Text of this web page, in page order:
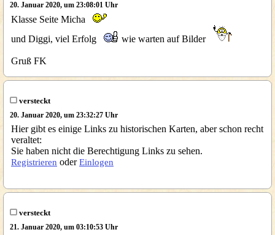
20. Januar 2020, um 23:08:01 Uhr
Klasse Seite Micha
und Diggi, viel Erfolg
wie warten auf Bilder
Gruß FK
versteckt
20. Januar 2020, um 23:32:27 Uhr
Hier gibt es einige Links zu historischen Karten, aber schon recht
veraltet:
Sie haben nicht die Berechtigung Links zu sehen.
Registrieren oderEinlogen
versteckt
21. Januar 2020, um 03:10:53 Uhr